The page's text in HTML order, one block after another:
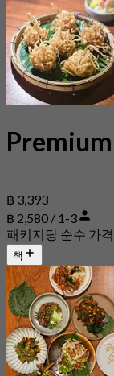
฿ 3,393
฿ 2,580 / 1-3
패키지당 순수 가격
책